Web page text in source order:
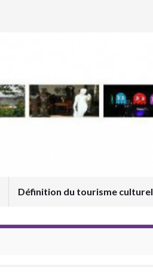
Définition du tourisme culturel